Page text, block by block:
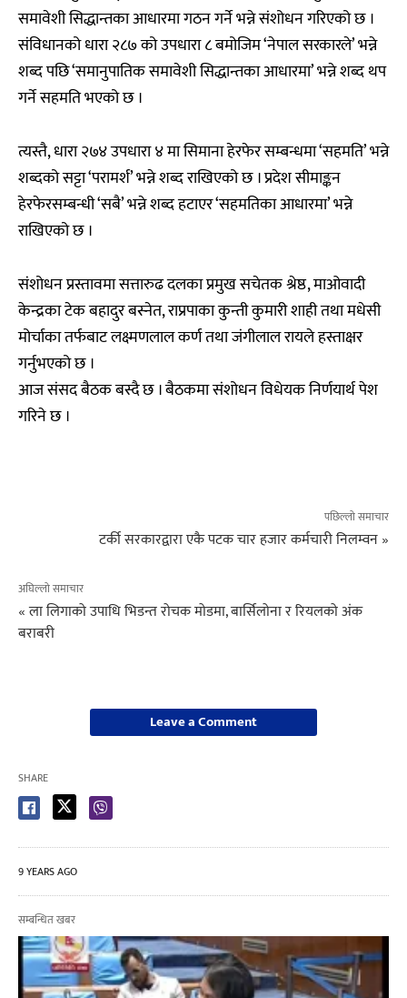
समावेशी सिद्धान्तका आधारमा गठन गर्ने भन्ने संशोधन गरिएको छ ।
संविधानको धारा २८७ को उपधारा ८ बमोजिम ‘नेपाल सरकारले’ भन्ने
शब्द पछि ‘समानुपातिक समावेशी सिद्धान्तका आधारमा’ भन्ने शब्द थप
गर्ने सहमति भएको छ ।
त्यस्तै, धारा २७४ उपधारा ४ मा सिमाना हेरफेर सम्बन्धमा ‘सहमति’ भन्ने
शब्दको सट्टा ‘परामर्श’ भन्ने शब्द राखिएको छ । प्रदेश सीमाङ्कन
हेरफेरसम्बन्धी ‘सबै’ भन्ने शब्द हटाएर ‘सहमतिका आधारमा’ भन्ने
राखिएको छ ।
संशोधन प्रस्तावमा सत्तारुढ दलका प्रमुख सचेतक श्रेष्ठ, माओवादी
केन्द्रका टेक बहादुर बस्नेत, राप्रपाका कुन्ती कुमारी शाही तथा मधेसी
मोर्चाका तर्फबाट लक्ष्मणलाल कर्ण तथा जंगीलाल रायले हस्ताक्षर
गर्नुभएको छ ।
आज संसद बैठक बस्दै छ । बैठकमा संशोधन विधेयक निर्णयार्थ पेश
गरिने छ ।
पछिल्लो समाचार
टर्की सरकारद्वारा एकै पटक चार हजार कर्मचारी निलम्वन »
अघिल्लो समाचार
« ला लिगाको उपाधि भिडन्त रोचक मोडमा, बार्सिलोना र रियलको अंक
बराबरी
Leave a Comment
SHARE
9 YEARS AGO
सम्बन्धित खबर